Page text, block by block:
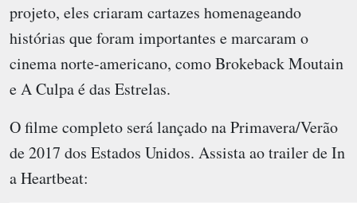
projeto, eles criaram cartazes homenageando
histórias que foram importantes e marcaram o
cinema norte-americano, como Brokeback Moutain
e A Culpa é das Estrelas.
O filme completo será lançado na Primavera/Verão
de 2017 dos Estados Unidos. Assista ao trailer de In
a Heartbeat: